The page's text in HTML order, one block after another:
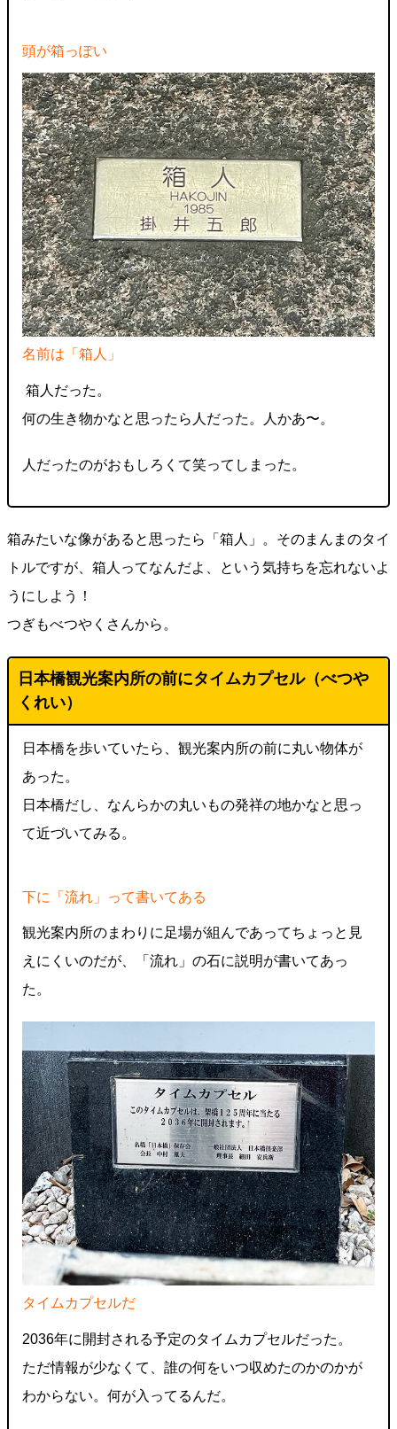
頭が箱っぽい
名前は「箱人」
箱人だった。
何の生き物かなと思ったら人だった。人かあ〜。
人だったのがおもしろくて笑ってしまった。
箱みたいな像があると思ったら「箱人」。そのまんまのタイ
トルですが、箱人ってなんだよ、という気持ちを忘れないよ
うにしよう！
つぎもべつやくさんから。
日本橋観光案内所の前にタイムカプセル（べつや
くれい）
日本橋を歩いていたら、観光案内所の前に丸い物体が
あった。
日本橋だし、なんらかの丸いもの発祥の地かなと思っ
て近づいてみる。
下に「流れ」って書いてある
観光案内所のまわりに足場が組んであってちょっと見
えにくいのだが、「流れ」の石に説明が書いてあっ
た。
タイムカプセルだ
2036年に開封される予定のタイムカプセルだった。
ただ情報が少なくて、誰の何をいつ収めたのかのかが
わからない。何が入ってるんだ。